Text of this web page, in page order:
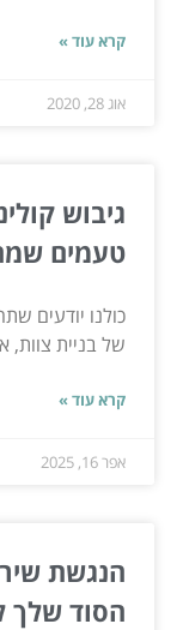
קרא עוד »
אוג 28, 2020
גיבוש
טעמים
כולנו יודעים
של בניית צוות,
קרא עוד »
אפר 16, 2025
הנגשת
הסוד שלך